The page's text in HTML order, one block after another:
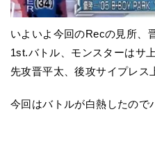
いよいよ今回のRecの見所、
1st.バトル、モンスターはサ上
先攻晋平太、後攻サイプレス
今回はバトルが白熱したので